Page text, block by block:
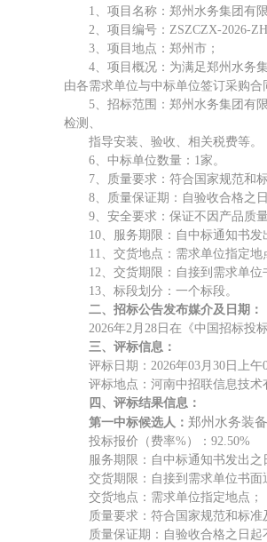
1 、 项目名称：郑州水务集团有
2、 项目编号： ZSZCZX-2026-
3、 项目地点：郑州市；
4、 项目概况：为满足郑州水务
由各需求单位与中标单位签订采购
5、 招标范围：郑州水务集团有
检测、
指导安装、验收、相关税费等。
6、 中标单位数量： 1家。
7、
质量要求：符合国家规范和
8、 质量保证期：自验收合格之
9、 安全要求：保证不因产品质
10、 服务期限：自中标通知书发
11 、 交货地点：需求单位指定地
12、 交货期限：自接到需求单位
13、 标段划分：一个标段。
二、招标公告发布媒介及日期：
2026年2月28日在《中国招标投
三、 评标信息：
评标日期： 2026年03月30日上午
评标地点：河南中招联信息技
四、 评标结果信息：
第一中标候选人： 郑州水务装
投标报价（费率%）：92.50%
服务期限：自中标通知书发出之
交货期限：自接到需求单位书面
交货地点：需求单位指定地点；
质量要求：符合国家规范和标准
质量保证期：自验收合格之日起